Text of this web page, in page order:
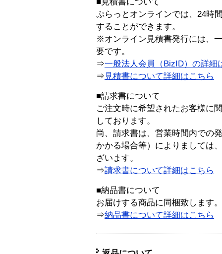
■見積書について
ぷらっとオンラインでは、24時
することができます。
※オンライン見積書発行には、
要です。
⇒一般法人会員（BizID）の詳細
⇒ 見積書について詳細はこちら
■請求書について
ご注文時に希望されたお客様に
しております。
尚、請求書は、営業時間内での
かかる場合等）によりましては
ざいます。
⇒請求書について詳細はこちら
■納品書について
お届けする商品に同梱致します。
⇒納品書について詳細はこちら